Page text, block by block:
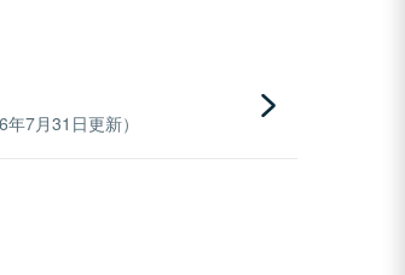
7月31日更新）